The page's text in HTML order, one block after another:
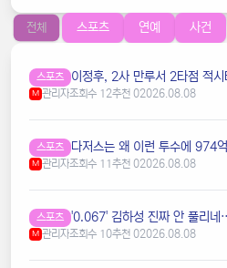
전체 스포츠 연예 사건
스포츠
M 관리자조회수 12추천 02026.08.08
스포츠
M 관리자조회수 11 추천 02026.08.08
스포츠
M 관리자조회수 10추천 02026.08.08